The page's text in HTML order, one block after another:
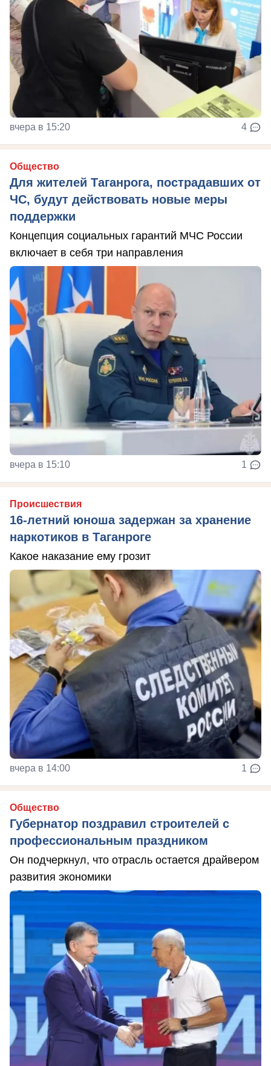
вчера в 15:20 4
Общество
Для жителей Таганрога, пострадавших от
ЧС, будут действовать новые меры
поддержки
Концепция социальных гарантий МЧС России
включает в себя три направления
вчера в 15:10 1
Происшествия
16-летний юноша задержан за хранение
наркотиков в Таганроге
Какое наказание ему грозит
вчера в 14:00 1
Общество
Губернатор поздравил строителей с
профессиональным праздником
Он подчеркнул, что отрасль остается драйвером
развития экономики